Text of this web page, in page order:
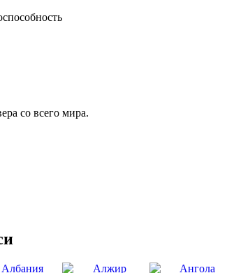
со всего мира.